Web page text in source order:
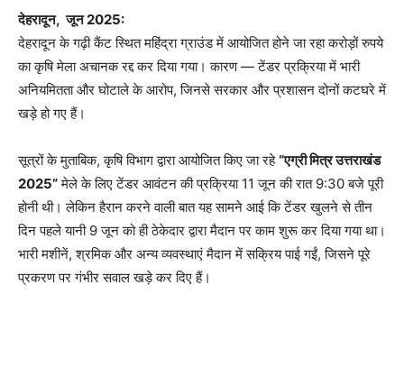
देहरादून, जून 2025:
देहरादून के गढ़ी कैंट स्थित महिंद्रा ग्राउंड में आयोजित होने जा रहा करोड़ों रुपये
का कृषि मेला अचानक रद्द कर दिया गया। कारण — टेंडर प्रक्रिया में भारी
अनियमितता और घोटाले के आरोप, जिनसे सरकार और प्रशासन दोनों कटघरे में
खड़े हो गए हैं।
सूत्रों के मुताबिक, कृषि विभाग द्वारा आयोजित किए जा रहे“एग्री मित्र उत्तराखंड
2025”मेले के लिए टेंडर आवंटन की प्रक्रिया 11 जून की रात 9:30 बजे पूरी
होनी थी। लेकिन हैरान करने वाली बात यह सामने आई कि टेंडर खुलने से तीन
दिन पहले यानी 9 जून को ही ठेकेदार द्वारा मैदान पर काम शुरू कर दिया गया था।
भारी मशीनें, श्रमिक और अन्य व्यवस्थाएं मैदान में सक्रिय पाई गईं, जिसने पूरे
प्रकरण पर गंभीर सवाल खड़े कर दिए हैं।